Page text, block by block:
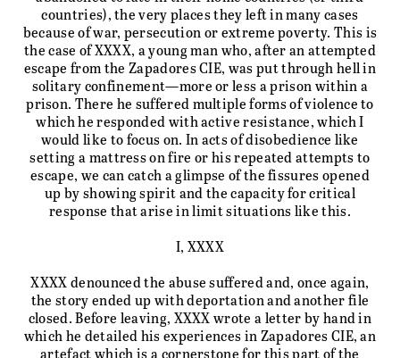
PORTFOLIO
countries), the very places they left in many cases
because of war, persecution or extreme poverty. This is
the case of XXXX, a young man who, after an attempted
escape from the Zapadores CIE, was put through hell in
solitary confinement—more or less a prison within a
prison. There he suffered multiple forms of violence to
which he responded with active resistance, which I
would like to focus on. In acts of disobedience like
setting a mattress on fire or his repeated attempts to
escape, we can catch a glimpse of the fissures opened
up by showing spirit and the capacity for critical
response that arise in limit situations like this.
I, XXXX
XXXX denounced the abuse suffered and, once again,
the story ended up with deportation and another file
closed. Before leaving, XXXX wrote a letter by hand in
which he detailed his experiences in Zapadores CIE, an
artefact which is a cornerstone for this part of the